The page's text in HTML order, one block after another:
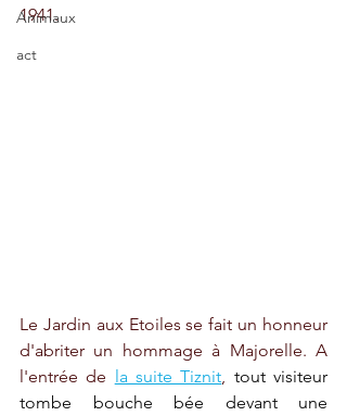
Animaux
act
1941.
Le Jardin aux Etoiles se fait un honneur
d'abriter un hommage à Majorelle. A
l'entrée de la suite Tiznit
tout visiteur
tombe bouche bée devant une